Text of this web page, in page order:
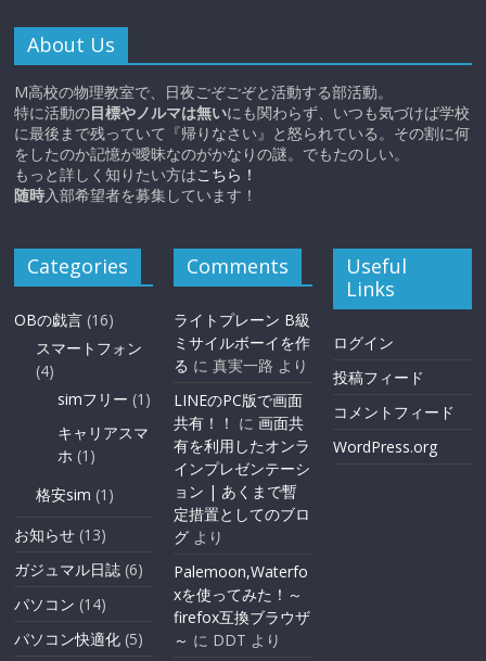
About Us
M高校の物理教室で、日夜ごぞごぞと活動する部活動。
特に活動の目標やノルマは無いにも関わらず、いつも気づけば学校
に最後まで残っていて『帰りなさい』と怒られている。その割に何
をしたのか記憶が曖昧なのがかなりの謎。でもたのしい。
もっと詳しく知りたい方はこちら！
随時入部希望者を募集しています！
Categories
OBの戯言 (16)
スマートフォン
(4)
simフリー (1)
キャリアスマ
ホ (1)
格安sim (1)
お知らせ (13)
ガジュマル日誌 (6)
パソコン (14)
パソコン快適化 (5)
Comments
ライトプレーン B級
ミサイルボーイを作
る に真実一路 より
LINEのPC版で画面
共有！！ に画面共
有を利用したオンラ
インプレゼンテーシ
ョン | あくまで暫
定措置としてのブロ
グ より
Palemoon,Waterfo
xを使ってみた！～
firefox互換ブラウザ
～ に DDT より
Useful
Links
ログイン
投稿フィード
コメントフィード
WordPress.org